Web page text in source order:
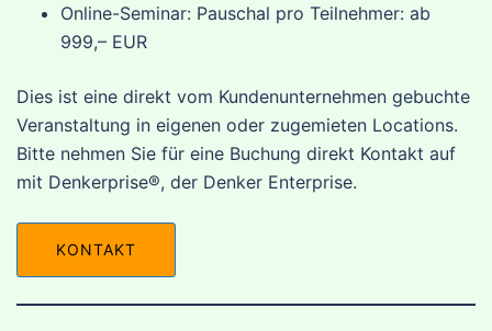
Online-Seminar: Pauschal pro Teilnehmer: ab
999,– EUR
Dies ist eine direkt vom Kundenunternehmen gebuchte
Veranstaltung in eigenen oder zugemieten Locations.
Bitte nehmen Sie für eine Buchung direkt Kontakt auf
mit Denkerprise®, der Denker Enterprise.
KONTAKT